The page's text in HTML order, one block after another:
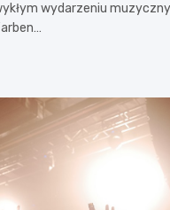
wydarzeniu